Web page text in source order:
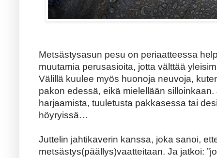
Metsästysasun pesu on periaatteessa
muutamia perusasioita, jotta välttää
Välillä kuulee myös huonoja neuvoja,
pakon edessä, eikä mielellään
harjaamista, tuuletusta pakkasessa tai
höyryissä…
Juttelin jahtikaverin kanssa, joka sanoi,
metsästys(päällys)vaatteitaan. Ja jatkoi: